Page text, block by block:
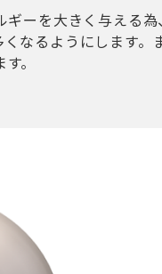
ーを大きく与える
なるようにします。
。